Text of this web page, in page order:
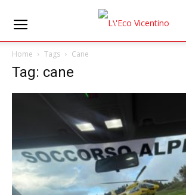
Home Tags Cane
Tag: cane